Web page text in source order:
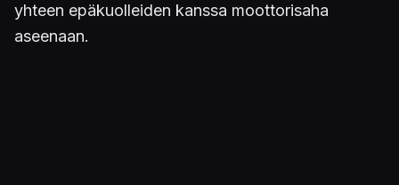
yhteen epäkuolleiden kanssa moottorisaha
aseenaan.